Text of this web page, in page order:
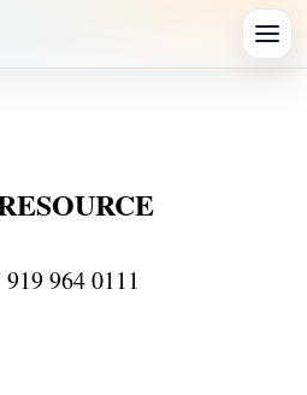
919 964 0111